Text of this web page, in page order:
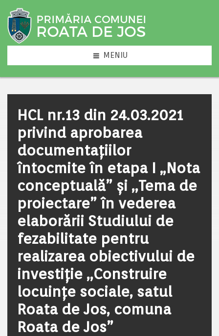
MENIU
HCL nr.13 din 24.03.2021
privind aprobarea
documentațiilor
întocmite în etapa I „Nota
conceptuală” și ,,Tema de
proiectare” în vederea
elaborării Studiului de
fezabilitate pentru
realizarea obiectivului de
investiție ,,Construire
locuințe sociale, satul
Roata de Jos, comuna
Roata de Jos”